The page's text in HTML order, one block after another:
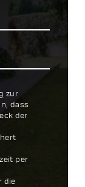
zur
dass
der
per
die